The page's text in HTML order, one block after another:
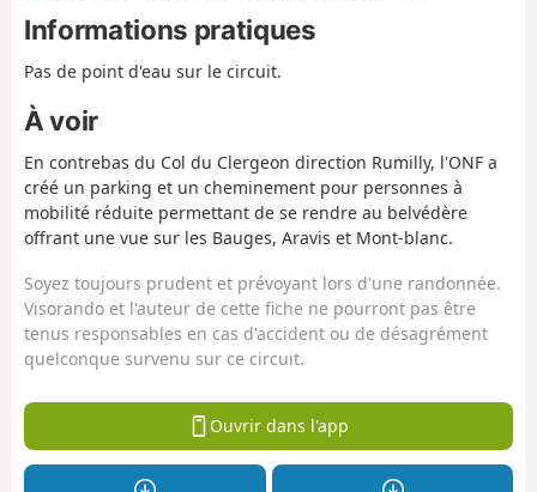
Informations pratiques
Pas de point d'eau sur le circuit.
À voir
En contrebas du Col du Clergeon direction Rumilly, l'ONF a
créé un parking et un cheminement pour personnes à
mobilité réduite permettant de se rendre au belvédère
offrant une vue sur les Bauges, Aravis et Mont-blanc.
Soyez toujours prudent et prévoyant lors d'une randonnée.
Visorando et l'auteur de cette fiche ne pourront pas être
tenus responsables en cas d'accident ou de désagrément
quelconque survenu sur ce circuit.
Ouvrir dans l'app